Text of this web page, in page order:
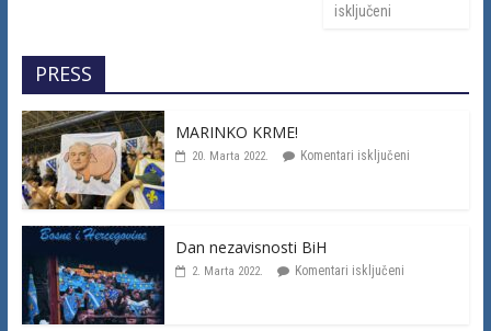
isključeni
PRESS
MARINKO KRME!
20. Marta 2022. Komentari isključeni
Dan nezavisnosti BiH
2. Marta 2022. Komentari isključeni